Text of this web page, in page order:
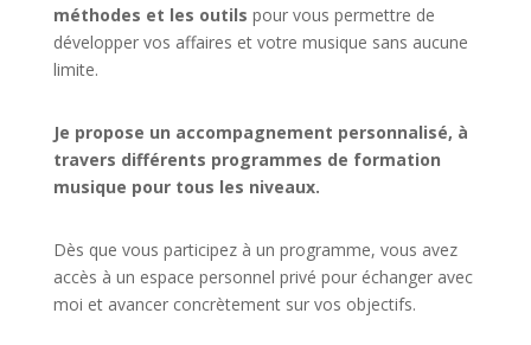
méthodes et les outils pour vous permettre de
développer vos affaires et votre musique sans aucune
limite.
Je propose un accompagnement personnalisé, à
travers différents programmes de formation
musique pour tous les niveaux.
Dès que vous participez à un programme, vous avez
accès à un espace personnel privé pour échanger avec
moi et avancer concrètement sur vos objectifs.